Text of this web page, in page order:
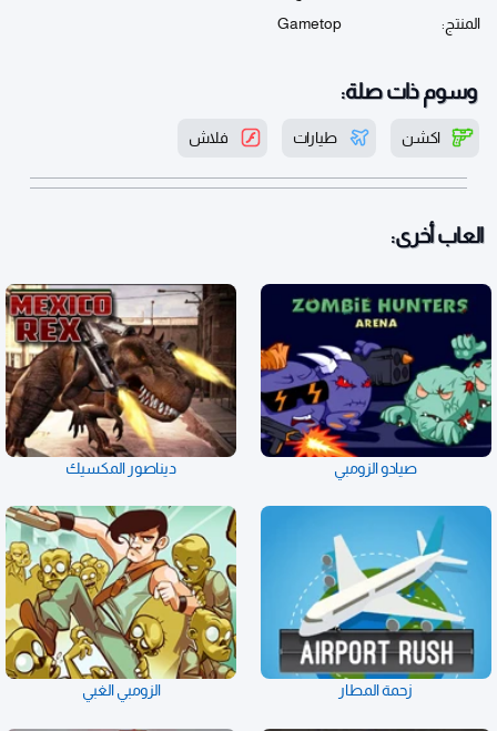
المنتج:
Gametop
وسوم ذات صلة:
اكشن طيارات فلاش
العاب أخرى:
صيادو الزومبي ديناصور المكسيك
زحمة المطار الزومبي الغبي